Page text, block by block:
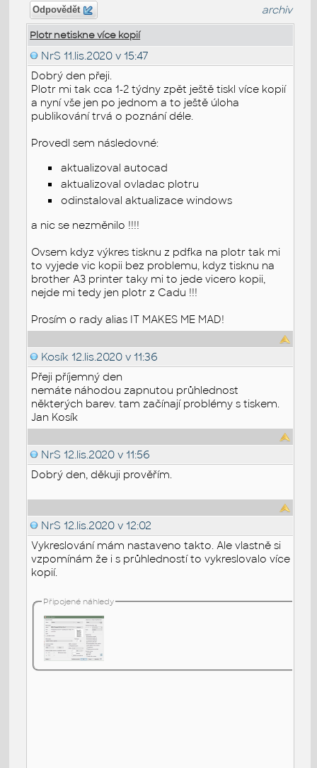
Odpovědět archiv
Plotr netiskne více kopií
NrS 11.lis.2020 v 15:47
Dobrý den přeji.
Plotr mi tak cca 1-2 týdny zpět ještě tiskl více kopií
a nyní vše jen po jednom a to ještě úloha
publikování trvá o poznání déle.
Provedl sem následovné:
aktualizoval autocad
aktualizoval ovladac plotru
odinstaloval aktualizace windows
a nic se nezměnilo !!!!
Ovsem kdyz výkres tisknu z pdfka na plotr tak mi
to vyjede vic kopii bez problemu, kdyz tisknu na
brother A3 printer taky mi to jede vicero kopii,
nejde mi tedy jen plotr z Cadu !!!
Prosím o rady alias IT MAKES ME MAD!
Kosík 12.lis.2020 v 11:36
Přeji příjemný den
nemáte náhodou zapnutou průhlednost
některých barev. tam začínají problémy s tiskem.
Jan Kosík
NrS 12.lis.2020 v 11:56
Dobrý den, děkuji prověřím.
NrS 12.lis.2020 v 12:02
Vykreslování mám nastaveno takto. Ale vlastně si
vzpomínám že i s průhledností to vykreslovalo více
kopií.
Připojené náhledy